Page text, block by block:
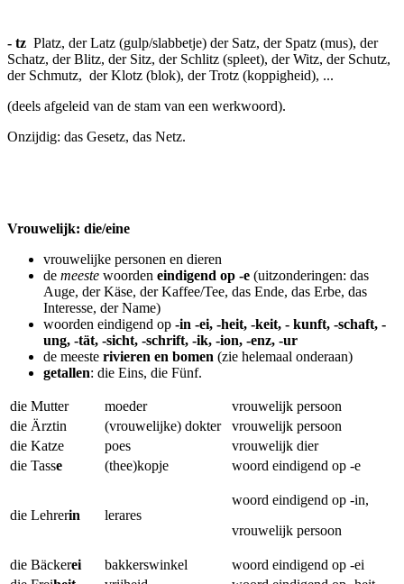
- tz Platz, der Latz (gulp/slabbetje) der Satz, der Spatz (mus), der
Schatz, der Blitz, der Sitz, der Schlitz (spleet), der Witz, der Schutz,
der Schmutz, der Klotz (blok), der Trotz (koppigheid), ...
(deels afgeleid van de stam van een werkwoord).
Onzijdig: das Gesetz, das Netz.
Vrouwelijk: die/eine
vrouwelijke personen en dieren
de meeste woorden eindigend op -e (uitzonderingen: das
Auge, der Käse, der Kaffee/Tee, das Ende, das Erbe, das
Interesse, der Name)
woorden eindigend op -in -ei, -heit, -keit, - kunft, -schaft, -
ung, -tät, -sicht, -schrift, -ik, -ion, -enz, -ur
de meeste rivieren en bomen (zie helemaal onderaan)
getallen: die Eins, die Fünf.
die Mutter moeder
vrouwelijk persoon
die Ärztin
(vrouwelijke) dokter
vrouwelijk persoon
die Katze
poes
vrouwelijk dier
die Tasse (thee)kopje woord eindigend op -e
die Lehrerin lerares
woord eindigend op -in,
vrouwelijk persoon
die Bäckerei bakkerswinkel
woord eindigend op -ei